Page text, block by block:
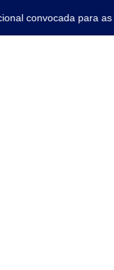
convocada para as